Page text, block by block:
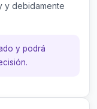
y debidamente
y podrá